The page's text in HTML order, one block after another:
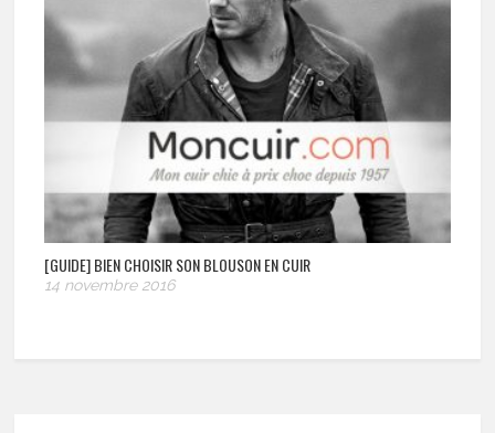
[GUIDE] BIEN CHOISIR SON BLOUSON EN CUIR
14 novembre 2016